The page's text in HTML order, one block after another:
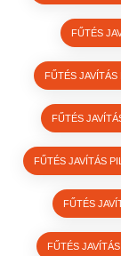
FŰTÉS
FŰTÉS JAVÍTÁS
FŰTÉS
FŰTÉS JAVÍTÁS
FŰTÉS
FŰTÉS